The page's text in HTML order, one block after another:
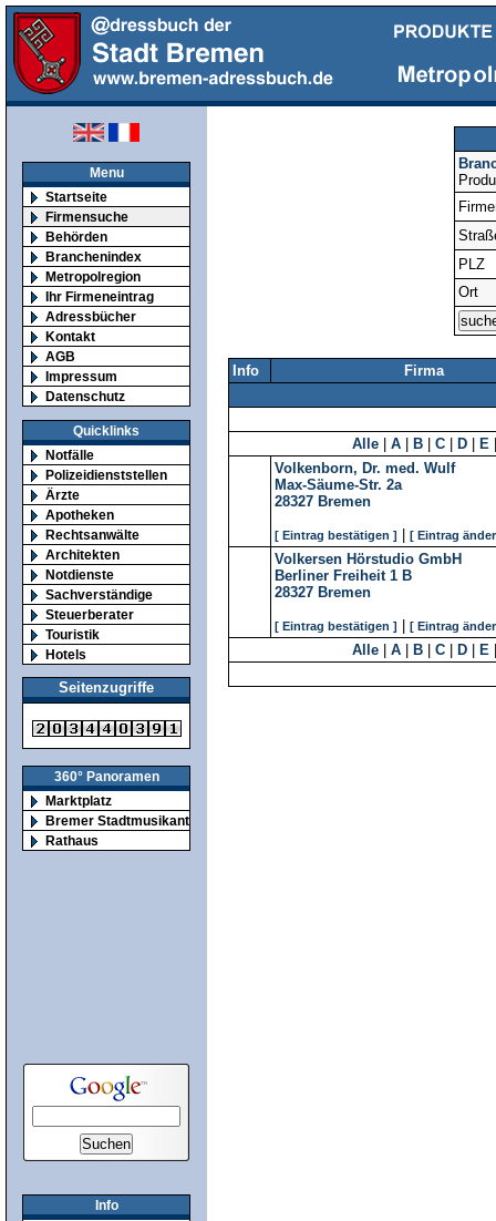
Menu
Startseite
Firmensuche
Behörden
Branchenindex
Metropolregion
Ihr Firmeneintrag
Adressbücher
Kontakt
AGB
Impressum
Datenschutz
Quicklinks
Notfälle
Polizeidienststellen
Ärzte
Apotheken
Rechtsanwälte
Architekten
Notdienste
Sachverständige
Steuerberater
Touristik
Hotels
Seitenzugriffe
360° Panoramen
Marktplatz
Bremer Stadtmusikanten
Rathaus
Info
PLZ
Ort
Info Firma
Alle A B C D E
Volkenborn, Dr. med. Wulf
Max-Säume-Str. 2a
28327 Bremen
[ Eintrag bestätigen ] [ Eintrag
Volkersen Hörstudio GmbH
Berliner Freiheit 1 B
28327 Bremen
[ Eintrag bestätigen ] [ Eintrag
Alle A B C D E